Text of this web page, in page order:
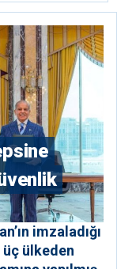
imzaladığı
üç ülkeden